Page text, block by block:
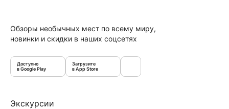
Обзоры необычных мест по всему миру,
новинки и скидки в наших соцсетях
Доступно
в Google Play
Загрузите
в App Store
Экскурсии